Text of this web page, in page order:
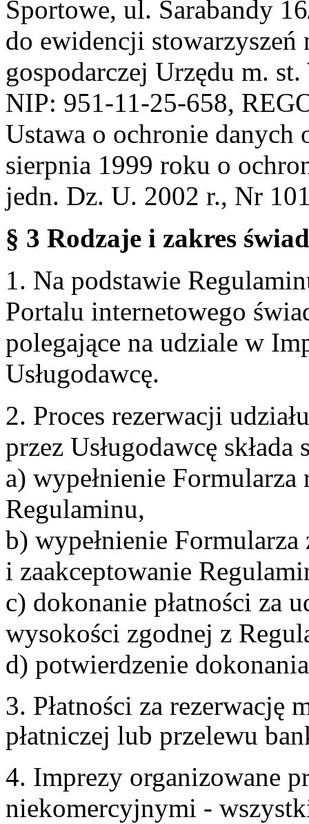
Sportowe, ul. Sarabandy
do ewidencji stowarzyszeń
gospodarczej Urzędu m.
NIP: 951-11-25-658,
Ustawa o ochronie danych
sierpnia 1999 roku o
jedn. Dz. U. 2002 r., Nr
§ 3 Rodzaje i zakres
1. Na podstawie
Portalu internetowego
polegające na udziale w
Usługodawcę.
2. Proces rezerwacji
przez Usługodawcę
a) wypełnienie
Regulaminu,
b) wypełnienie Formularza
i zaakceptowanie
c) dokonanie płatności za
wysokości zgodnej z
d) potwierdzenie
3. Płatności za rezerwację
płatniczej lub przelewu
4. Imprezy organizowane
niekomercyjnymi -